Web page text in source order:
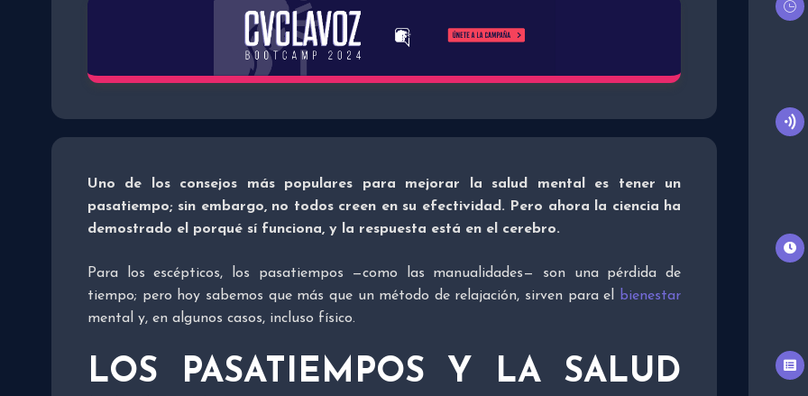
Uno de los consejos más populares para mejorar la salud mental es tener un
pasatiempo; sin embargo, no todos creen en su efectividad. Pero ahora la ciencia ha
demostrado el porqué sí funciona, y la respuesta está en el cerebro.
Para los escépticos, los pasatiempos —como las manualidades— son una pérdida de
tiempo; pero hoy sabemos que más que un método de relajación, sirven para el
bienestar
mental y, en algunos casos, incluso físico.
LOS PASATIEMPOS Y LA SALUD